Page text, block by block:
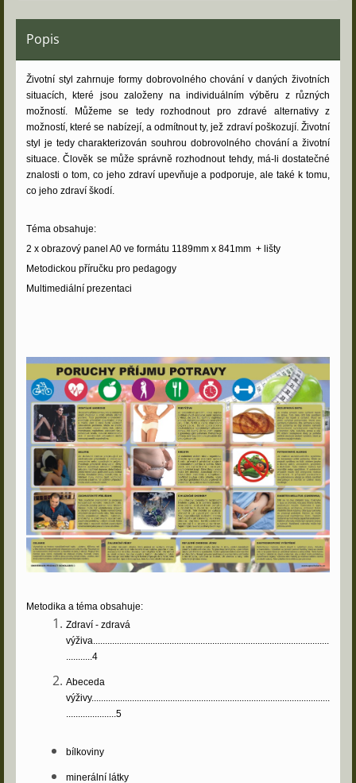
Popis
Životní styl zahrnuje formy dobrovolného chování v daných životních
situacích, které jsou založeny na individuálním výběru z různých
možností. Můžeme se tedy rozhodnout pro zdravé alternativy z
možností, které se nabízejí, a odmítnout ty, jež zdraví poškozují. Životní
styl je tedy charakterizován souhrou dobrovolného chování a životní
situace. Člověk se může správně rozhodnout tehdy, má-li dostatečné
znalosti o tom, co jeho zdraví upevňuje a podporuje, ale také k tomu,
co jeho zdraví škodí.
Téma obsahuje:
2 x obrazový panel A0 ve formátu 1189mm x 841mm + lišty
Metodickou příručku pro pedagogy
Multimediální prezentaci
Metodika a téma obsahuje:
Zdraví - zdravá
výživa...................................................................................................
...........4
Abeceda
výživy....................................................................................................
.....................5
bílkoviny
minerální látky